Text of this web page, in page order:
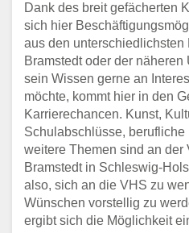
Dank des breit gefächerten
sich hier
aus den unterschiedlichsten
Bramstedt oder der näheren
sein Wissen gerne an
möchte, kommt hier in den
Karrierechancen. Kunst,
Schulabschlüsse,
weitere Themen sind an der
Bramstedt in Schleswig-
also, sich an die VHS zu
Wünschen vorstellig zu
ergibt sich die Möglichkeit